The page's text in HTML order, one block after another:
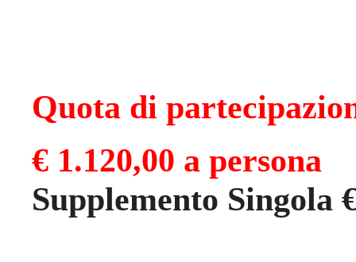
Quota di
€ 1.120,00 a persona
Supplemento Singola